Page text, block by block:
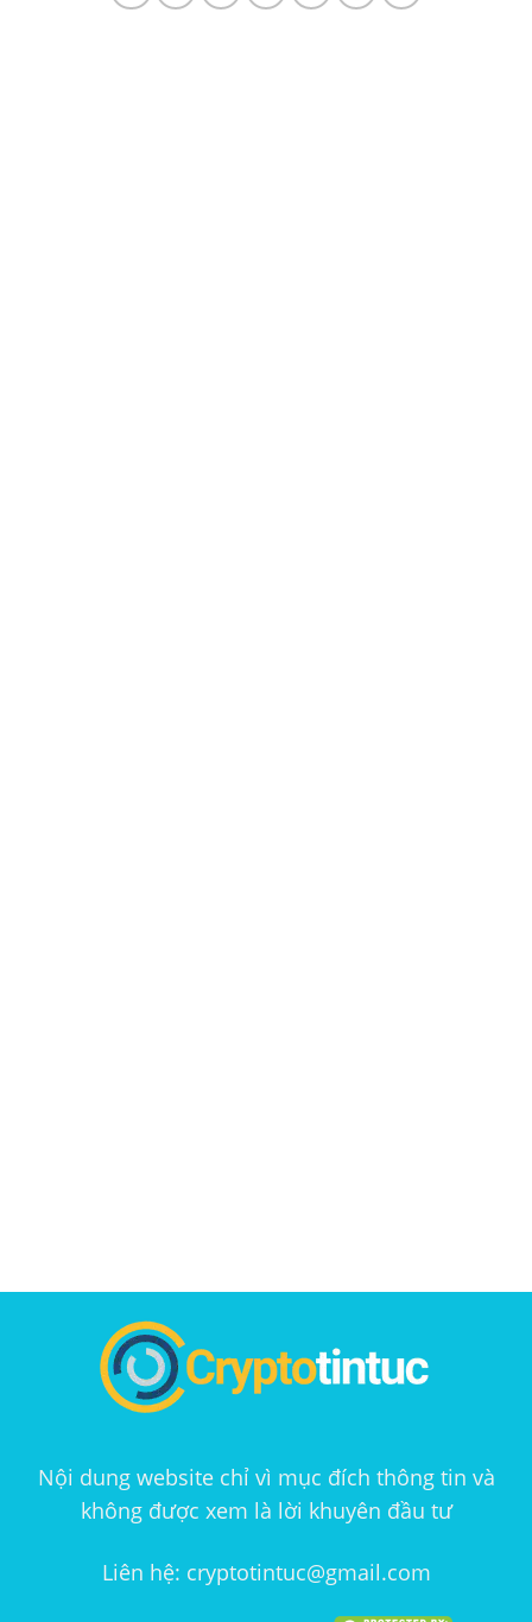
Nội dung website chỉ vì mục đích thông tin và
không được xem là lời khuyên đầu tư
Liên hệ: cryptotintuc@gmail.com